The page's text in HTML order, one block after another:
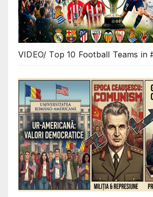
VIDEO/ Top 10 Football Teams in